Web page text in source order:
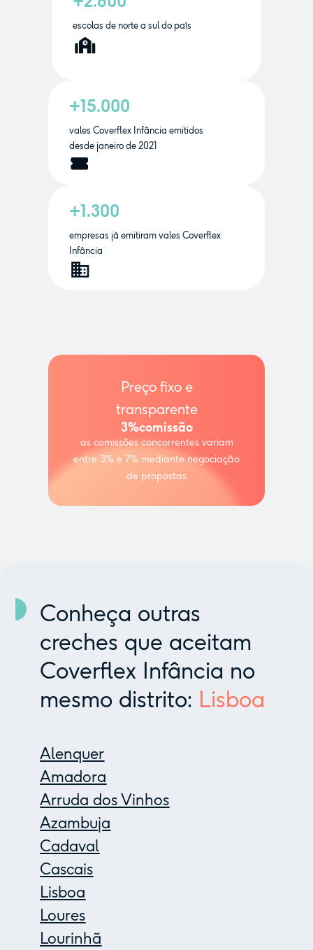
escolas de norte a sul do país
+15.000
vales Coverflex Infância emitidos
desde janeiro de 2021
+1.300
empresas já emitiram vales Coverflex
Infância
Preço fixo e
transparente
3%comissão
as comissões concorrentes variam
entre 3% e 7% mediante negociação
de propostas
Conheça outras
creches que aceitam
Coverflex Infância no
mesmo distrito: Lisboa
Alenquer
Amadora
Arruda dos Vinhos
Azambuja
Cadaval
Cascais
Lisboa
Loures
Lourinhã